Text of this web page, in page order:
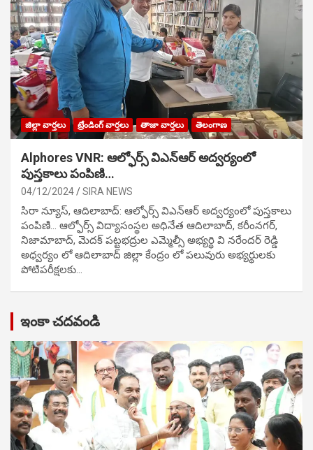
జిల్లా వార్తలు ట్రేండింగ్ వార్తలు తాజా వార్తలు తెలంగాణ
Alphores VNR: ఆల్ఫోర్స్ విఎన్ఆర్ అద్వర్యంలో
పుస్తకాలు పంపిణి…
04/12/2024 SIRA NEWS
సిరా న్యూస్, ఆదిలాబాద్: ఆల్ఫోర్స్ విఎన్ఆర్ అద్వర్యంలో పుస్తకాలు
పంపిణి… ఆల్ఫోర్స్ విద్యాసంస్థల అధినేత ఆదిలాబాద్, కరీంనగర్,
నిజామాబాద్, మెదక్ పట్టభద్రుల ఎమ్మెల్సీ అభ్యర్థి వి నరేందర్ రెడ్డి
అధ్వర్యం లో ఆదిలాబాద్ జిల్లా కేంద్రం లో పలువురు అభ్యర్థులకు
పోటిప‌రీక్ష‌ల‌కు…
ఇంకా చదవండి